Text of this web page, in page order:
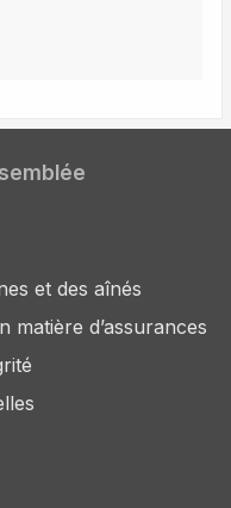
et des aînés
matière d’assurances